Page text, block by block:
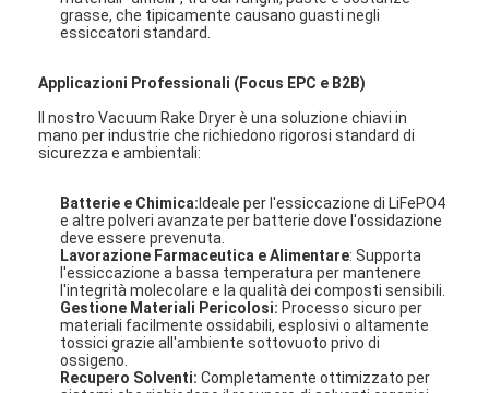
grasse, che tipicamente causano guasti negli
essiccatori standard.
Applicazioni Professionali (Focus EPC e B2B)
Il nostro Vacuum Rake Dryer è una soluzione chiavi in
mano per industrie che richiedono rigorosi standard di
sicurezza e ambientali:
Batterie e Chimica: Ideale per l'essiccazione di LiFePO4
e altre polveri avanzate per batterie dove l'ossidazione
deve essere prevenuta.
Lavorazione Farmaceutica e Alimentare: Supporta
l'essiccazione a bassa temperatura per mantenere
l'integrità molecolare e la qualità dei composti sensibili.
Gestione Materiali Pericolosi: Processo sicuro per
materiali facilmente ossidabili, esplosivi o altamente
tossici grazie all'ambiente sottovuoto privo di
ossigeno.
Recupero Solventi: Completamente ottimizzato per